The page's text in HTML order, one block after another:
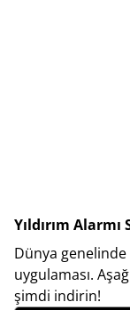
Yıldırım
Dünya genelinde
uygulaması.
şimdi indirin!